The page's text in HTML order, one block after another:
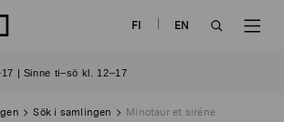
FI
EN
| Sinne ti–sö kl. 12–17
Sök i samlingen Minotaur et siréne